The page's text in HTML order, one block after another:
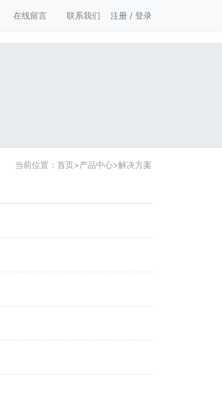
在线留言 联系我们 注册 / 登录
当前位置： 首页>产品中心>解决方案